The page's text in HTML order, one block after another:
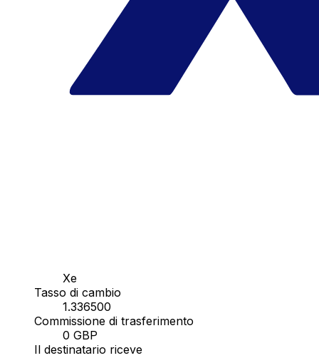
Xe
Tasso di cambio
1.336500
Commissione di trasferimento
0 GBP
Il destinatario riceve